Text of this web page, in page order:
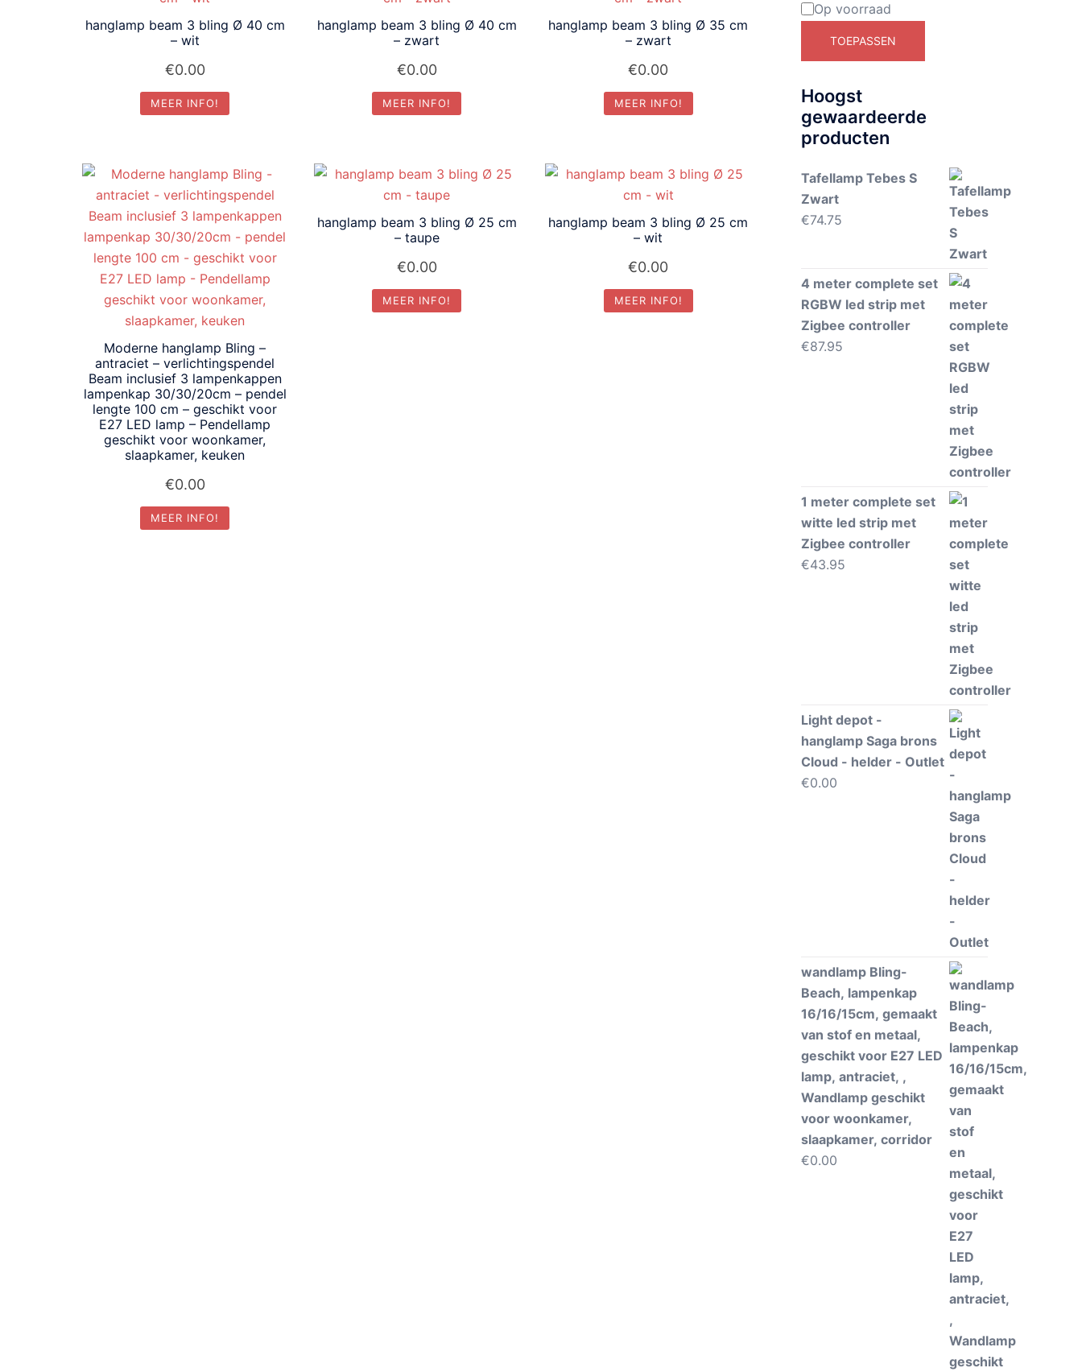
hanglamp beam 3 bling Ø 40 cm
– wit
€0.00
MEER INFO!
hanglamp beam 3 bling Ø 40 cm
– zwart
€0.00
MEER INFO!
hanglamp beam 3 bling Ø 35 cm
– zwart
€0.00
MEER INFO!
Moderne hanglamp Bling –
antraciet – verlichtingspendel
Beam inclusief 3 lampenkappen
lampenkap 30/30/20cm – pendel
lengte 100 cm – geschikt voor
E27 LED lamp – Pendellamp
geschikt voor woonkamer,
slaapkamer, keuken
€0.00
MEER INFO!
hanglamp beam 3 bling Ø 25 cm
– taupe
€0.00
MEER INFO!
hanglamp beam 3 bling Ø 25 cm
– wit
€0.00
MEER INFO!
Beschikbaarheid
Op voorraad
TOEPASSEN
Hoogst
gewaardeerde
producten
Tafellamp Tebes S
Zwart
€74.75
4 meter complete set
RGBW led strip met
Zigbee controller
€87.95
1 meter complete set
witte led strip met
Zigbee controller
€43.95
Light depot -
hanglamp Saga brons
Cloud - helder - Outlet
€0.00
wandlamp Bling-
Beach, lampenkap
16/16/15cm, gemaakt
van stof en metaal,
geschikt voor E27 LED
lamp, antraciet, ,
Wandlamp geschikt
voor woonkamer,
slaapkamer, corridor
€0.00